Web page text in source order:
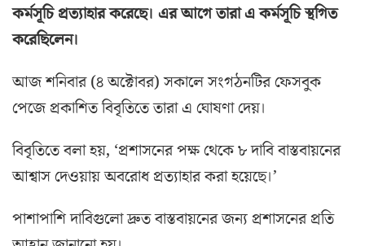
কর্মসূচি প্রত্যাহার করেছে। এর আগে তারা এ কর্মসূচি স্থগিত
করেছিলেন।
আজ শনিবার (৪ অক্টোবর) সকালে সংগঠনটির ফেসবুক
পেজে প্রকাশিত বিবৃতিতে তারা এ ঘোষণা দেয়।
বিবৃতিতে বলা হয়, ‘প্রশাসনের পক্ষ থেকে ৮ দাবি বাস্তবায়নের
আশ্বাস দেওয়ায় অবরোধ প্রত্যাহার করা হয়েছে।’
পাশাপাশি দাবিগুলো দ্রুত বাস্তবায়নের জন্য প্রশাসনের প্রতি